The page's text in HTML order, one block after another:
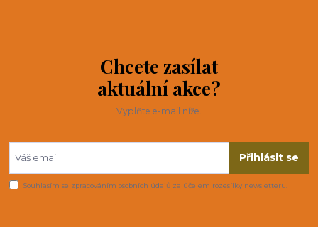
Chcete zasílat
aktuální akce?
Vyplňte e-mail níže.
Přihlásit se
Souhlasím se zpracováním osobních údajů za účelem rozesílky newsletteru.